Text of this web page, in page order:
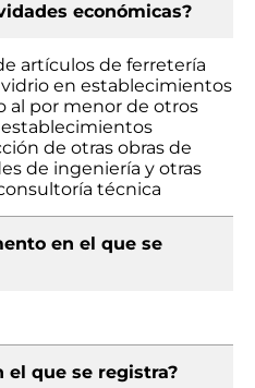
económicas?
artículos de ferretería
en establecimientos
al por menor de otros
de otras obras de
de ingeniería y otras
técnica
en el que se
el que se registra?